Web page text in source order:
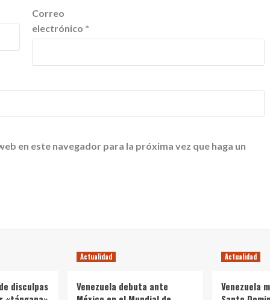
Correo
electrónico *
en este navegador para la próxima vez que haga un
disculpas
Actualidad
Venezuela debuta ante
Actualidad
Venezuela